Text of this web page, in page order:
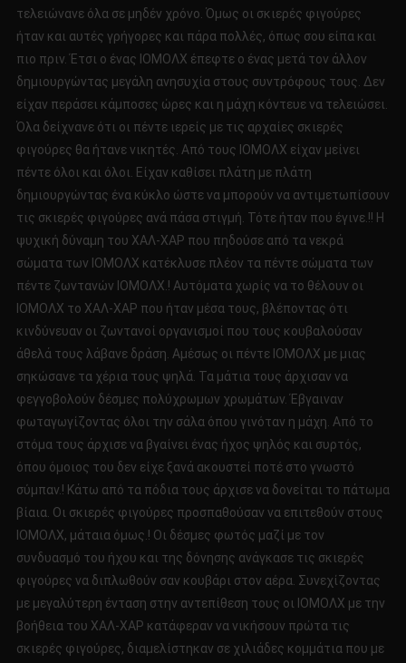
τελειώνανε όλα σε μηδέν χρόνο. Όμως οι σκιερές φιγούρες
ήταν και αυτές γρήγορες και πάρα πολλές, όπως σου είπα και
πιο πριν. Έτσι ο ένας ΙΟΜΟΛΧ έπεφτε ο ένας μετά τον άλλον
δημιουργώντας μεγάλη ανησυχία στους συντρόφους τους. Δεν
είχαν περάσει κάμποσες ώρες και η μάχη κόντευε να τελειώσει.
Όλα δείχνανε ότι οι πέντε ιερείς με τις αρχαίες σκιερές
φιγούρες θα ήτανε νικητές. Από τους ΙΟΜΟΛΧ είχαν μείνει
πέντε όλοι και όλοι. Είχαν καθίσει πλάτη με πλάτη
δημιουργώντας ένα κύκλο ώστε να μπορούν να αντιμετωπίσουν
τις σκιερές φιγούρες ανά πάσα στιγμή. Τότε ήταν που έγινε.!! Η
ψυχική δύναμη του ΧΑΛ-ΧΑΡ που πηδούσε από τα νεκρά
σώματα των ΙΟΜΟΛΧ κατέκλυσε πλέον τα πέντε σώματα των
πέντε ζωντανών ΙΟΜΟΛΧ.! Αυτόματα χωρίς να το θέλουν οι
ΙΟΜΟΛΧ το ΧΑΛ-ΧΑΡ που ήταν μέσα τους, βλέποντας ότι
κινδύνευαν οι ζωντανοί οργανισμοί που τους κουβαλούσαν
άθελά τους λάβανε δράση. Αμέσως οι πέντε ΙΟΜΟΛΧ με μιας
σηκώσανε τα χέρια τους ψηλά. Τα μάτια τους άρχισαν να
φεγγοβολούν δέσμες πολύχρωμων χρωμάτων. Έβγαιναν
φωταγωγίζοντας όλοι την σάλα όπου γινόταν η μάχη. Από το
στόμα τους άρχισε να βγαίνει ένας ήχος ψηλός και συρτός,
όπου όμοιος του δεν είχε ξανά ακουστεί ποτέ στο γνωστό
σύμπαν.! Κάτω από τα πόδια τους άρχισε να δονείται το πάτωμα
βίαια. Οι σκιερές φιγούρες προσπαθούσαν να επιτεθούν στους
ΙΟΜΟΛΧ, μάταια όμως.! Οι δέσμες φωτός μαζί με τον
συνδυασμό του ήχου και της δόνησης ανάγκασε τις σκιερές
φιγούρες να διπλωθούν σαν κουβάρι στον αέρα. Συνεχίζοντας
με μεγαλύτερη ένταση στην αντεπίθεση τους οι ΙΟΜΟΛΧ με την
βοήθεια του ΧΑΛ-ΧΑΡ κατάφεραν να νικήσουν πρώτα τις
σκιερές φιγούρες, διαμελίστηκαν σε χιλιάδες κομμάτια που με